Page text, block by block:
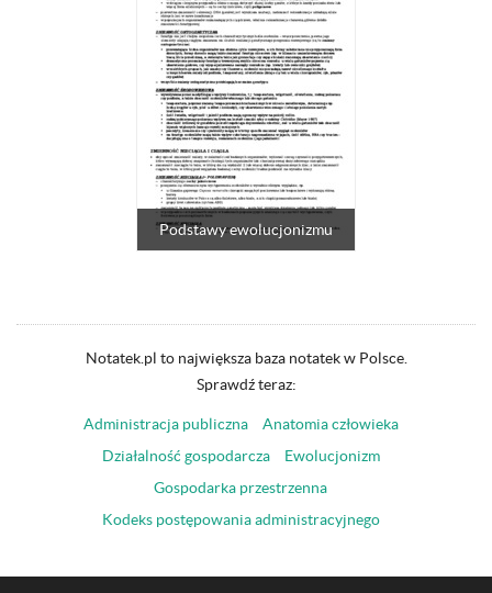
Podstawy ewolucjonizmu
Notatek.pl to największa baza notatek w Polsce.
Sprawdź teraz:
Administracja publiczna
Anatomia człowieka
Działalność gospodarcza
Ewolucjonizm
Gospodarka przestrzenna
Kodeks postępowania administracyjnego